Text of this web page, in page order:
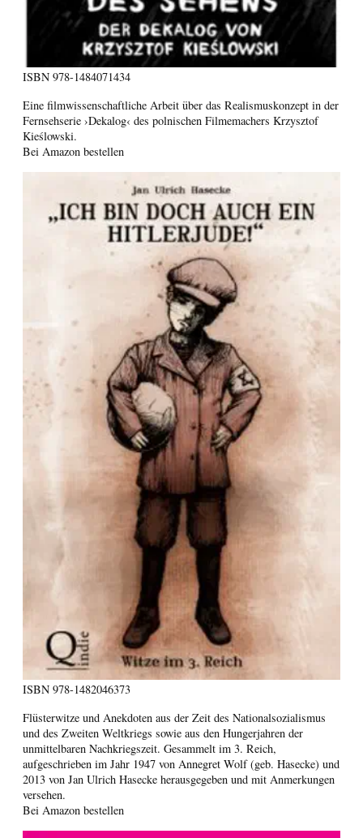
ISBN 978-1484071434
Eine filmwissenschaftliche Arbeit über das Realismuskonzept in der
Fernsehserie ›Dekalog‹ des polnischen Filmemachers Krzysztof
Kieślowski.
Bei Amazon bestellen
ISBN 978-1482046373
Flüsterwitze und Anekdoten aus der Zeit des Nationalsozialismus
und des Zweiten Weltkriegs sowie aus den Hungerjahren der
unmittelbaren Nachkriegszeit. Gesammelt im 3. Reich,
aufgeschrieben im Jahr 1947 von Annegret Wolf (geb. Hasecke) und
2013 von Jan Ulrich Hasecke herausgegeben und mit Anmerkungen
versehen.
Bei Amazon bestellen